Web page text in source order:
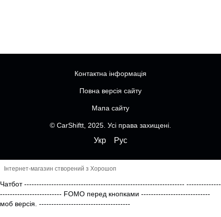
Контактна інформація
Повна версія сайту
Мапа сайту
© CarShiftt, 2025. Усі права захищені.
Укр Рус
Інтернет-магазин створений з Хорошоп
Чатбот----------------------------------------------------------------- --------------
------------------------- FOMO перед кнопками ----------------------------
моб версія. -------------------------------------